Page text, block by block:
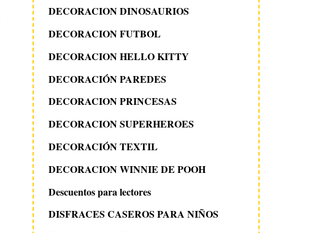
DECORACION DINOSAURIOS
DECORACION FUTBOL
DECORACION HELLO KITTY
DECORACIÓN PAREDES
DECORACION PRINCESAS
DECORACION SUPERHEROES
DECORACIÓN TEXTIL
DECORACION WINNIE DE POOH
Descuentos para lectores
DISFRACES CASEROS PARA NIÑOS